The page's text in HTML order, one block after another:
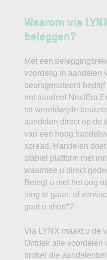
Waarom via
beleggen?
Met een
voordelig in aandelen
beursgenoteerd
het aandeel NextEra
tot wereldwijde
aandelen direct op de
van een hoog
spread. Handelen
stabiel platform met
waarmee u direct
Belegt u met het oog
long te gaan, of
gaat u short*?
Via LYNX maakt u de
Ontdek alle voordelen
broker die